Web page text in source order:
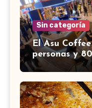
Sin categoría
El Asu
personas y